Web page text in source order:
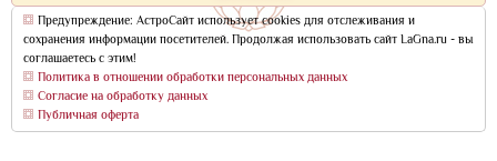
Предупреждение: АстроСайт использует cookies для отслеживания и
сохранения информации посетителей. Продолжая использовать сайт LaGna.ru - вы
соглашаетесь с этим!
Политика в отношении обработки персональных данных
Согласие на обработку данных
Публичная оферта